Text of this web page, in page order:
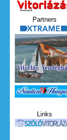
Partners
Links